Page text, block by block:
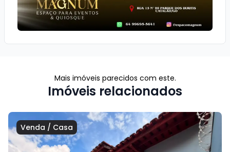
Mais imóveis parecidos com este.
Imóveis relacionados
Venda / Casa